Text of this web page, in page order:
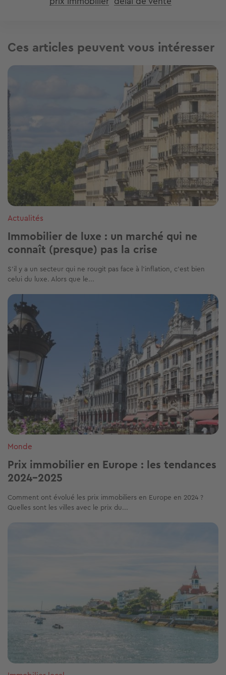
Ces articles peuvent vous intéresser
Image
Actualités
Immobilier de luxe : un marché qui ne
connaît (presque) pas la crise
S’il y a un secteur qui ne rougit pas face à l’inflation, c’est bien
celui du luxe. Alors que le...
Image
Monde
Prix immobilier en Europe : les tendances
2024-2025
Comment ont évolué les prix immobiliers en Europe en 2024 ?
Quelles sont les villes avec le prix du...